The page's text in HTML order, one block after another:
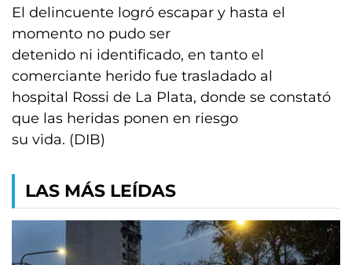
El delincuente logró escapar y hasta el
momento no pudo ser
detenido ni identificado, en tanto el
comerciante herido fue trasladado al
hospital Rossi de La Plata, donde se constató
que las heridas ponen en riesgo
su vida. (DIB)
LAS MÁS LEÍDAS